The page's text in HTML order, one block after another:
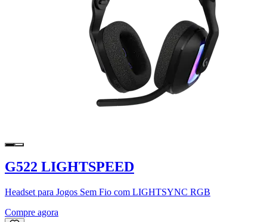
G522 LIGHTSPEED
Headset para Jogos Sem Fio com LIGHTSYNC RGB
Compre agora